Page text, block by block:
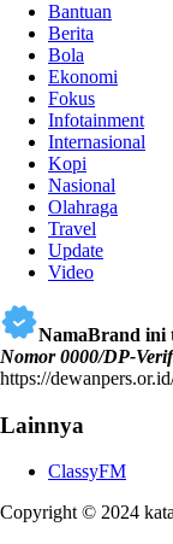
Bantuan
Berita
Bola
Ekonomi
Fokus
Infotainment
Internasional
Kopi
Nasional
Olahraga
Travel
Update
Video
NamaBrand ini
Nomor 0000/DP-
https://
Lainnya
ClassyFM
Copyright © 2024